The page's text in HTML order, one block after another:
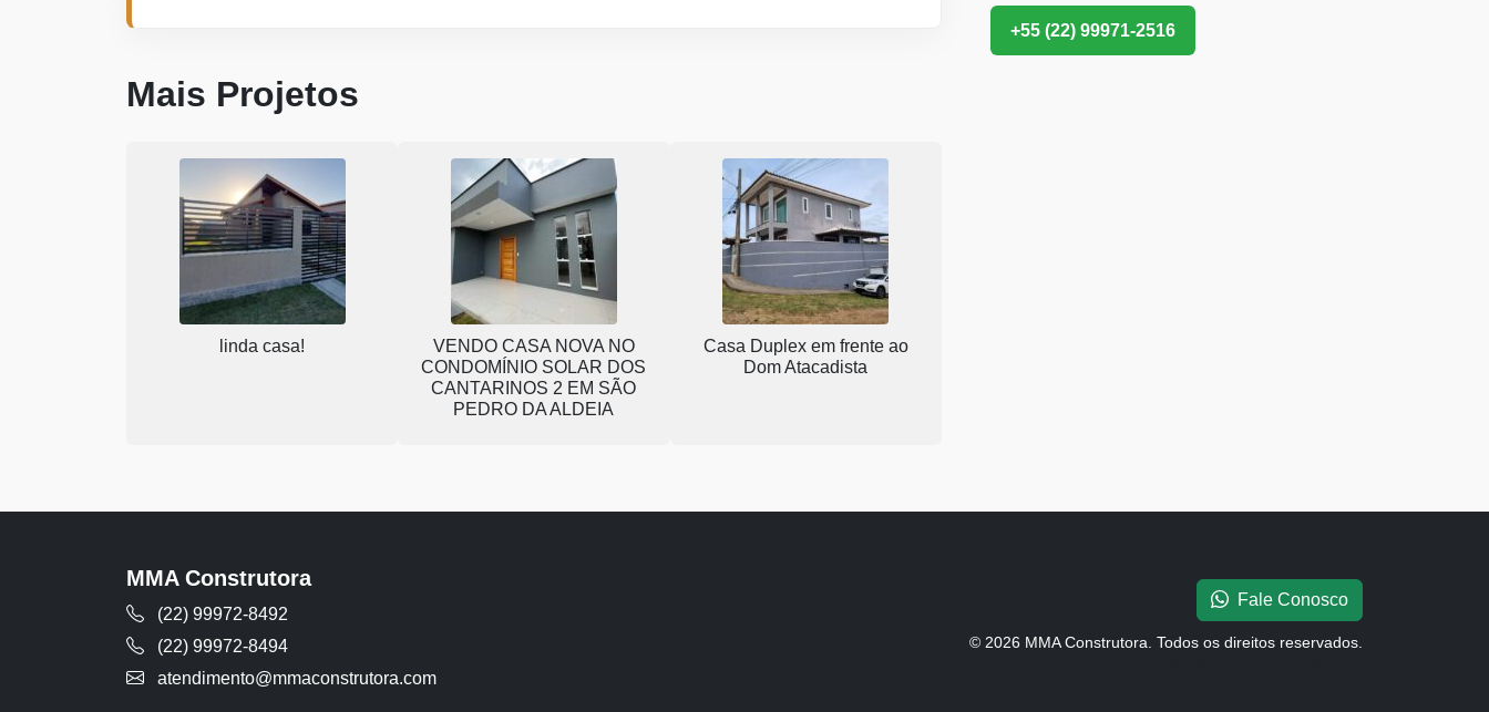
Mais Projetos
linda casa!
VENDO CASA NOVA NO
CONDOMÍNIO SOLAR DOS
CANTARINOS 2 EM SÃO
PEDRO DA ALDEIA
Casa Duplex em frente ao
Dom Atacadista
+55 (22) 99971-2516
MMA Construtora
(22) 99972-8492
(22) 99972-8494
atendimento@mmaconstrutora.com
Fale Conosco
© 2026 MMA Construtora. Todos os direitos reservados.